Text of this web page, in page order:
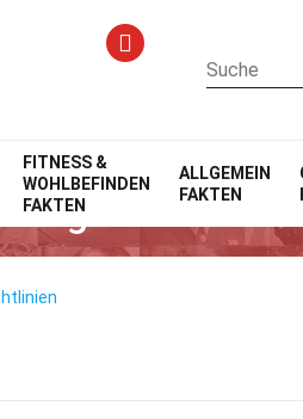
FITNESS &
WOHLBEFINDEN
FAKTEN
ALLGEMEIN
FAKTEN